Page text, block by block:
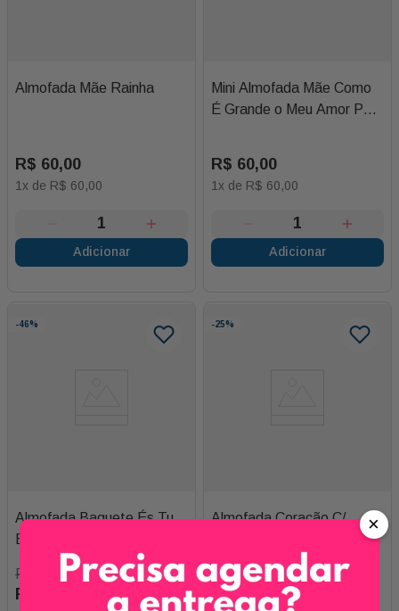
Almofada Mãe Rainha
R$ 60,00
1x de R$ 60,00
Adicionar
Mini Almofada Mãe Como
É Grande o Meu Amor Por
R$ 60,00
1x de R$ 60,00
Adicionar
-46%
Almofada Baguete És Tu
Brasil - Cristo Redentor
R$ 00
R$
-25%
Almofada Coração C/
R$ 295, 00
R$ 220,00
×